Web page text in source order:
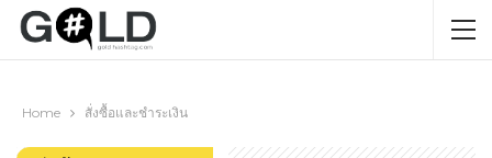
Home สั่งซื้อและชำระเงิน